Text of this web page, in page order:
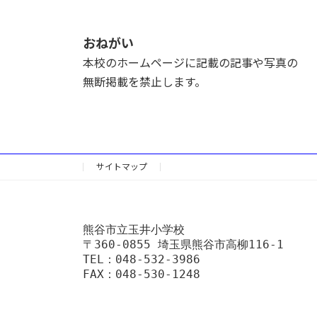
おねがい
本校のホームページに記載の記事や写真の
無断掲載を禁止します。
サイトマップ
熊谷市立玉井小学校
〒360-0855 埼玉県熊谷市高柳116-1
TEL：048-532-3986
FAX：048-530-1248